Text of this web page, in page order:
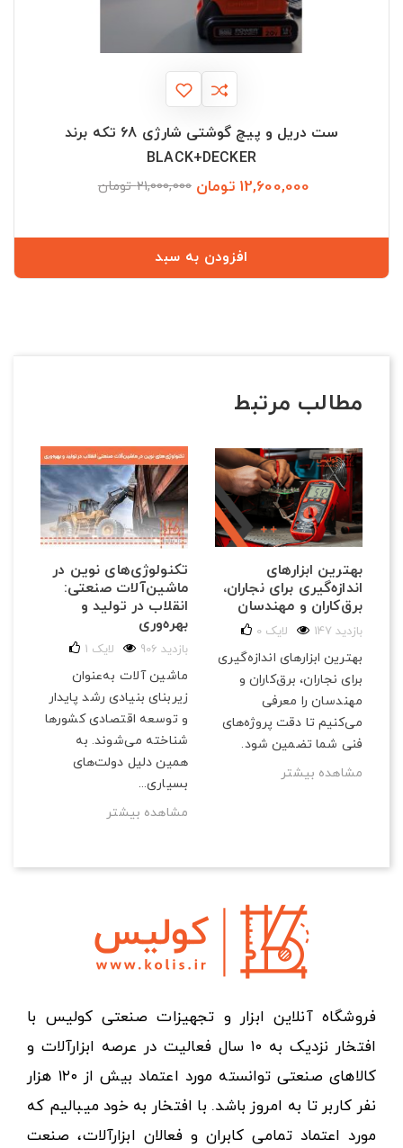
ست دریل و پیچ گوشتی شارژی 68 تکه برند
BLACK+DECKER
12,600,000 تومان 21,000,000 تومان
افزودن به سبد
مطالب مرتبط
تکنولوژی‌های نوین در
ماشین‌آلات صنعتی:
انقلاب در تولید و
بهره‌وری
906 بازدید 1 لایک
ماشین آلات به‌عنوان
زیربنای بنیادی رشد پایدار
و توسعه اقتصادی کشورها
شناخته می‌شوند. به
همین دلیل دولت‌های
بسیاری...
مشاهده بیشتر
بهترین ابزارهای
اندازه‌گیری برای نجاران،
برق‌کاران و مهندسان
147 بازدید 0 لایک
بهترین ابزارهای اندازه‌گیری
برای نجاران، برق‌کاران و
مهندسان را معرفی
می‌کنیم تا دقت پروژه‌های
فنی شما تضمین شود.
مشاهده بیشتر
فروشگاه آنلاین ابزار و تجهیزات صنعتی کولیس با
افتخار نزدیک به ۱۰ سال فعالیت در عرصه ابزارآلات و
کالاهای صنعتی توانسته مورد اعتماد بیش از ۱۲۰ هزار
نفر کاربر تا به امروز باشد. با افتخار به خود میبالیم که
مورد اعتماد تمامی کابران و فعالان ابزارآلات، صنعت